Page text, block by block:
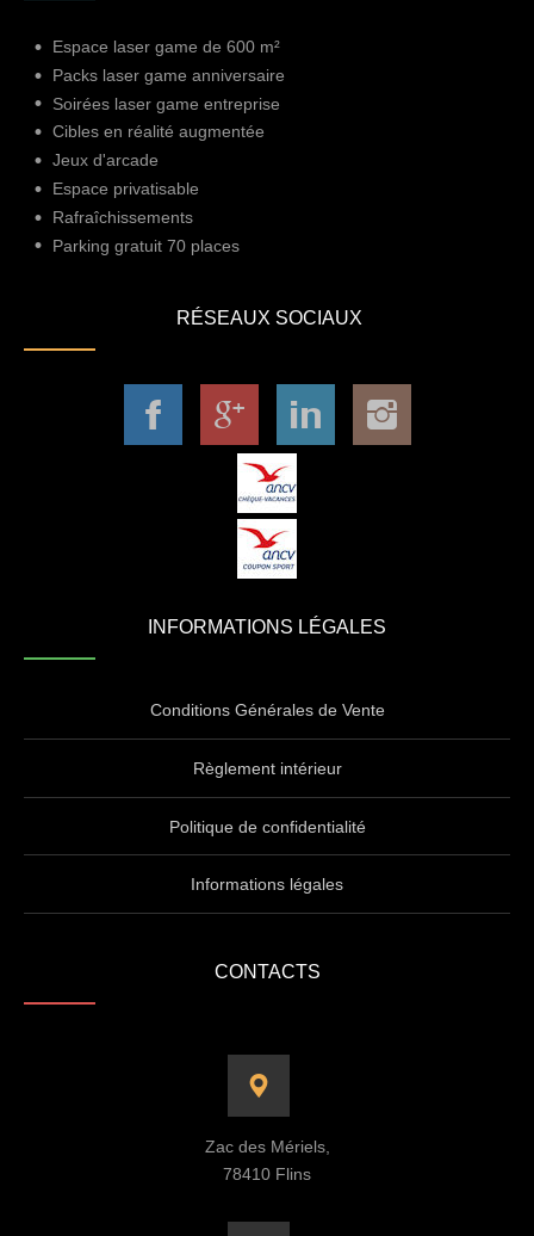
Espace laser game de 600 m²
Packs laser game anniversaire
Soirées laser game entreprise
Cibles en réalité augmentée
Jeux d'arcade
Espace privatisable
Rafraîchissements
Parking gratuit 70 places
RÉSEAUX SOCIAUX
INFORMATIONS LÉGALES
Conditions Générales de Vente
Règlement intérieur
Politique de confidentialité
Informations légales
CONTACTS
Zac des Mériels,
78410 Flins